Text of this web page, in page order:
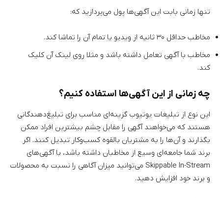
تنها زمانی بابت این آگهی‌ها پول می‌پردازید که:
مخاطب حداقل ۳۰ ثانیه از ویدیو یا تمام آن را تماشا کند.
مخاطب با آگهی تعامل داشته باشد و مثلا روی لینک آن کلیک
کند.
چه زمانی از این آگهی‌ها استفاده کنیم؟
این نوع از تبلیغات یوتیوب گزینه‌ای مناسب برای تبلیغ‌دهندگانی
هستند که می‌خواهند آگهی را مقابل چشم بیشترین افراد ممکن
بگذارند و آن‌ها را به مشتریان بالقوه کسب‌وکار تبدیل کنند. اگر
برند شما جامعه‌ای وسیع از مخاطبان داشته باشد، با آگهی‌های
Skippable In-Stream می‌توانید میزان آگاهی را نسبت به محصولات
و برند خود افزایش دهید.